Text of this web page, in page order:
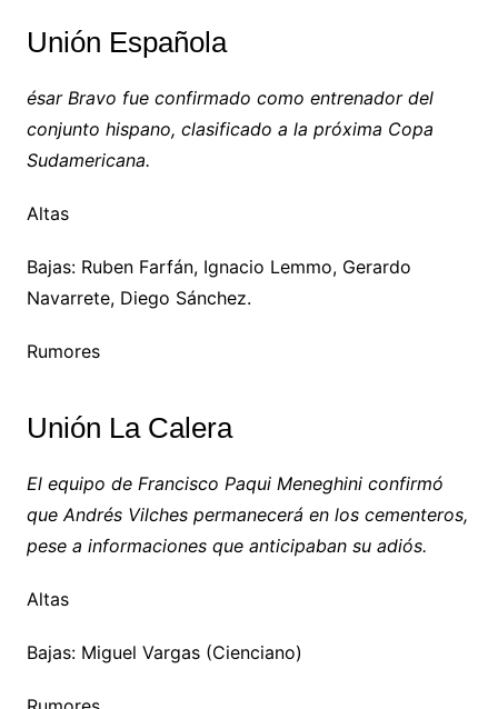
Unión Española
ésar Bravo fue confirmado como entrenador del
conjunto hispano, clasificado a la próxima Copa
Sudamericana.
Altas
Bajas: Ruben Farfán, Ignacio Lemmo, Gerardo
Navarrete, Diego Sánchez.
Rumores
Unión La Calera
El equipo de Francisco Paqui Meneghini confirmó
que Andrés Vilches permanecerá en los cementeros,
pese a informaciones que anticipaban su adiós.
Altas
Bajas: Miguel Vargas (Cienciano)